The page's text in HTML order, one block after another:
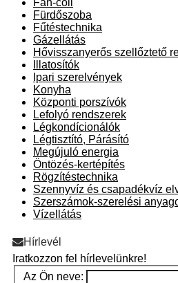
Fürdőszoba
Fűtéstechnika
Gázellátás
Hővisszanyerős szellőztető
Illatosítók
Ipari szerelvények
Konyha
Központi porszívók
Lefolyó rendszerek
Légkondícionálók
Légtisztító, Párásító
Megújuló energia
Öntözés-kertépítés
Rögzítéstechnika
Szennyvíz és csapadékvíz
Szerszámok-szerelési
Vízellátás
Hírlevél
Iratkozzon fel hírlevelünkre!
Az Ön neve: